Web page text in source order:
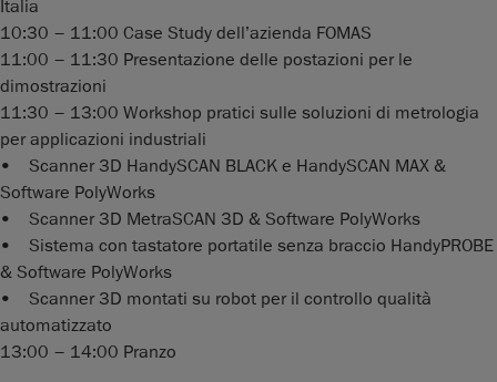
Italia
10:30 – 11:00 Case Study dell’azienda FOMAS
11:00 – 11:30 Presentazione delle postazioni per le
dimostrazioni
11:30 – 13:00 Workshop pratici sulle soluzioni di metrologia
per applicazioni industriali
• Scanner 3D HandySCAN BLACK e HandySCAN MAX &
Software PolyWorks
• Scanner 3D MetraSCAN 3D & Software PolyWorks
• Sistema con tastatore portatile senza braccio HandyPROBE
& Software PolyWorks
• Scanner 3D montati su robot per il controllo qualità
automatizzato
13:00 – 14:00 Pranzo